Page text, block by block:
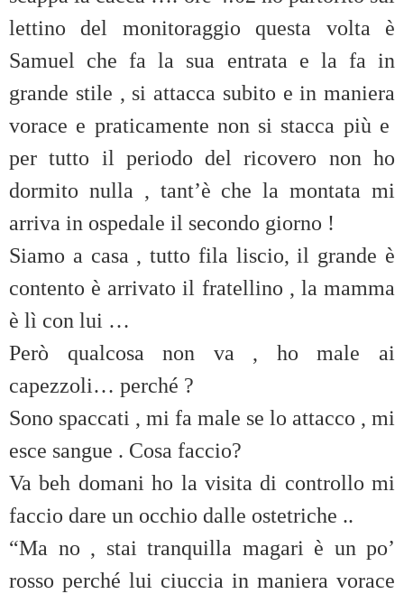
lettino del monitoraggio questa volta è
Samuel che fa la sua entrata e la fa in
grande stile , si attacca subito e in maniera
vorace e praticamente non si stacca più e
per tutto il periodo del ricovero non ho
dormito nulla , tant’è che la montata mi
arriva in ospedale il secondo giorno !
Siamo a casa , tutto fila liscio, il grande è
contento è arrivato il fratellino , la mamma
è lì con lui …
Però qualcosa non va , ho male ai
capezzoli… perché ?
Sono spaccati , mi fa male se lo attacco , mi
esce sangue . Cosa faccio?
Va beh domani ho la visita di controllo mi
faccio dare un occhio dalle ostetriche ..
“Ma no , stai tranquilla magari è un po’
rosso perché lui ciuccia in maniera vorace